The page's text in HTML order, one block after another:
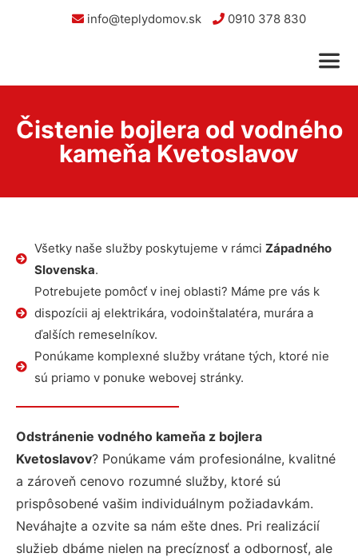
info@teplydomov.sk 0910 378 830
Čistenie bojlera od vodného
kameňa Kvetoslavov
Všetky naše služby poskytujeme v rámci Západného
Slovenska.
Potrebujete pomôcť v inej oblasti? Máme pre vás k
dispozícii aj elektrikára, vodoinštalatéra, murára a
ďalších remeselníkov.
Ponúkame komplexné služby vrátane tých, ktoré nie
sú priamo v ponuke webovej stránky.
Odstránenie vodného kameňa z bojlera
Kvetoslavov? Ponúkame vám profesionálne, kvalitné
a zároveň cenovo rozumné služby, ktoré sú
prispôsobené vašim individuálnym požiadavkám.
Neváhajte a ozvite sa nám ešte dnes. Pri realizácií
služieb dbáme nielen na precíznosť a odbornosť, ale